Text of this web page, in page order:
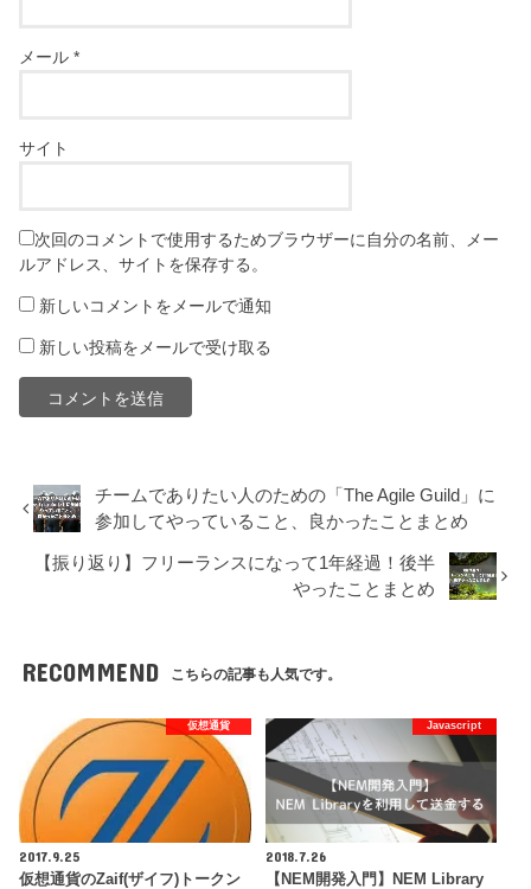
メール*
サイト
次回のコメントで使用するためブラウザーに自分の名前、メー
ルアドレス、サイトを保存する。
新しいコメントをメールで通知
新しい投稿をメールで受け取る
チームでありたい人のための「The Agile Guild」に
参加してやっていること、良かったことまとめ
【振り返り】フリーランスになって1年経過！後半
やったことまとめ
RECOMMEND こちらの記事も人気です。
仮想通貨
2017.9.25
仮想通貨のZaif(ザイフ)トークン
Javascript
2018.7.26
【NEM開発入門】NEM Library